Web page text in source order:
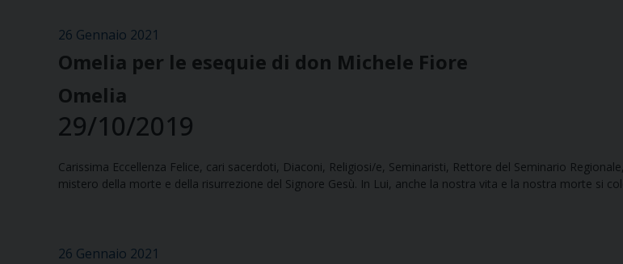
26 Gennaio 2021
Omelia per le esequie di don Michele Fiore
Omelia
29/10/2019
Carissima Eccellenza Felice, cari sacerdoti, Diaconi, Religiosi/e, Seminaristi, Rettore del Seminario
mistero della morte e della risurrezione del Signore Gesù. In Lui, anche la nostra vita e la nostra morte si
26 Gennaio 2021